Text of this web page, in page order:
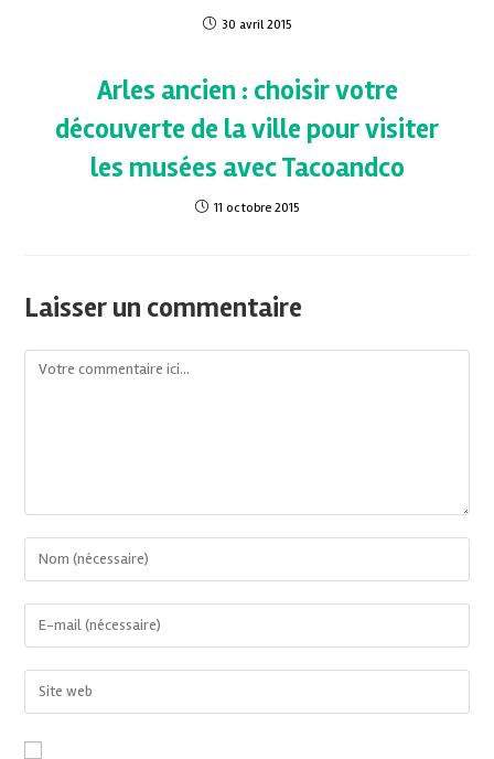
30 avril 2015
Arles ancien : choisir votre
découverte de la ville pour visiter
les musées avec Tacoandco
11 octobre 2015
Laisser un commentaire